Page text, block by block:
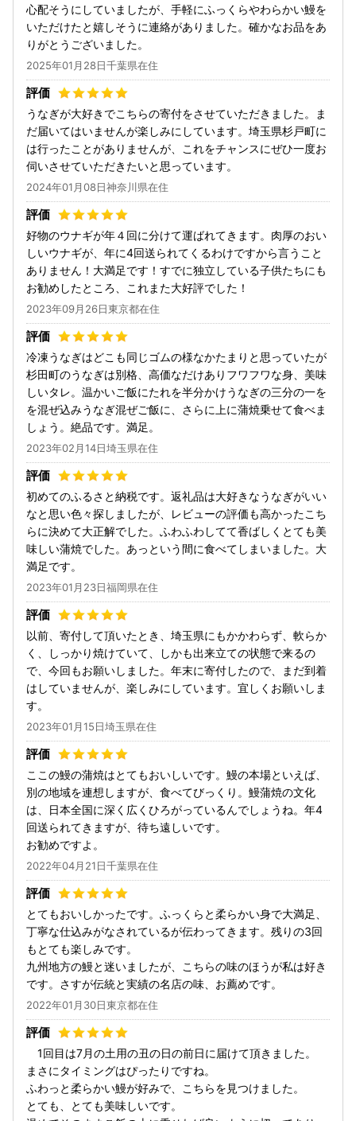
心配そうにしていましたが、手軽にふっくらやわらかい鰻を
いただけたと嬉しそうに連絡がありました。確かなお品をあ
りがとうございました。
2025年01月28日千葉県在住
うなぎが大好きでこちらの寄付をさせていただきました。ま
だ届いてはいませんが楽しみにしています。埼玉県杉戸町に
は行ったことがありませんが、これをチャンスにぜひ一度お
伺いさせていただきたいと思っています。
2024年01月08日神奈川県在住
好物のウナギが年４回に分けて運ばれてきます。肉厚のおい
しいウナギが、年に4回送られてくるわけですから言うこと
ありません！大満足です！すでに独立している子供たちにも
お勧めしたところ、これまた大好評でした！
2023年09月26日東京都在住
冷凍うなぎはどこも同じゴムの様なかたまりと思っていたが
杉田町のうなぎは別格、高価なだけありフワフワな身、美味
しいタレ。温かいご飯にたれを半分かけうなぎの三分の一を
を混ぜ込みうなぎ混ぜご飯に、さらに上に蒲焼乗せて食べま
しょう。絶品です。満足。
2023年02月14日埼玉県在住
初めてのふるさと納税です。返礼品は大好きなうなぎがいい
なと思い色々探しましたが、レビューの評価も高かったこち
らに決めて大正解でした。ふわふわしてて香ばしくとても美
味しい蒲焼でした。あっという間に食べてしまいました。大
満足です。
2023年01月23日福岡県在住
以前、寄付して頂いたとき、埼玉県にもかかわらず、軟らか
く、しっかり焼けていて、しかも出来立ての状態で来るの
で、今回もお願いしました。年末に寄付したので、まだ到着
はしていませんが、楽しみにしています。宜しくお願いしま
す。
2023年01月15日埼玉県在住
ここの鰻の蒲焼はとてもおいしいです。鰻の本場といえば、
別の地域を連想しますが、食べてびっくり。鰻蒲焼の文化
は、日本全国に深く広くひろがっているんでしょうね。年4
回送られてきますが、待ち遠しいです。
お勧めですよ。
2022年04月21日千葉県在住
とてもおいしかったです。ふっくらと柔らかい身で大満足、
丁寧な仕込みがなされているが伝わってきます。残りの3回
もとても楽しみです。
九州地方の鰻と迷いましたが、こちらの味のほうが私は好き
です。さすが伝統と実績の名店の味、お薦めです。
2022年01月30日東京都在住
1回目は7月の土用の丑の日の前日に届けて頂きました。
まさにタイミングはぴったりですね。
ふわっと柔らかい鰻が好みで、こちらを見つけました。
とても、とても美味しいです。